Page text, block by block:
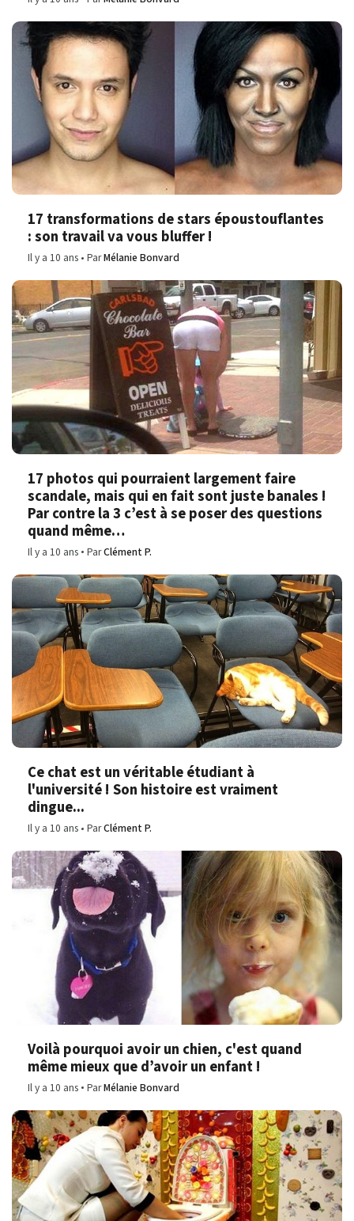
17 transformations de stars époustouflantes
: son travail va vous bluffer !
Il y a 10 ans ParMélanie Bonvard
17 photos qui pourraient largement faire
scandale, mais qui en fait sont juste banales !
Par contre la 3 c’est à se poser des questions
quand même…
Il y a 10 ans ParClément P.
Ce chat est un véritable étudiant à
l'université ! Son histoire est vraiment
dingue...
Il y a 10 ans ParClément P.
Voilà pourquoi avoir un chien, c'est quand
même mieux que d’avoir un enfant !
Il y a 10 ans ParMélanie Bonvard